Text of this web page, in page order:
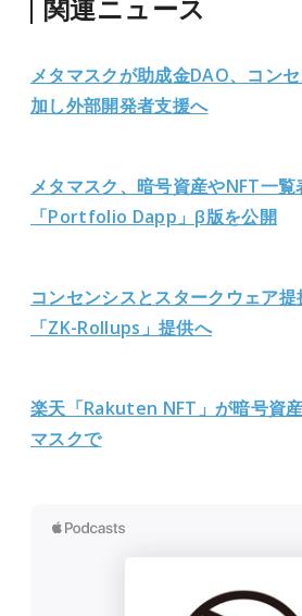
関連ニュース
メタマスクが助成金DAO、コン
加し外部開発者支援へ
メタマスク、暗号資産やNFT一覧
「Portfolio Dapp」β版を公開
コンセンシスとスタークウェア
「ZK-Rollups」提供へ
楽天「Rakuten NFT」が暗号資
マスクで